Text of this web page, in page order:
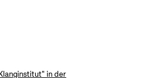
in der